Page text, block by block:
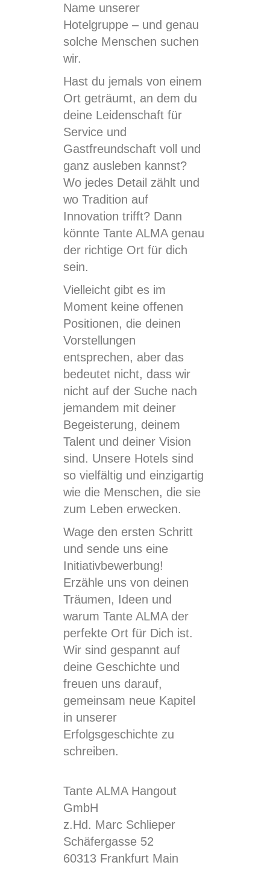
Name unserer
Hotelgruppe – und genau
solche Menschen suchen
wir.
Hast du jemals von einem
Ort geträumt, an dem du
deine Leidenschaft für
Service und
Gastfreundschaft voll und
ganz ausleben kannst?
Wo jedes Detail zählt und
wo Tradition auf
Innovation trifft? Dann
könnte Tante ALMA genau
der richtige Ort für dich
sein.
Vielleicht gibt es im
Moment keine offenen
Positionen, die deinen
Vorstellungen
entsprechen, aber das
bedeutet nicht, dass wir
nicht auf der Suche nach
jemandem mit deiner
Begeisterung, deinem
Talent und deiner Vision
sind. Unsere Hotels sind
so vielfältig und einzigartig
wie die Menschen, die sie
zum Leben erwecken.
Wage den ersten Schritt
und sende uns eine
Initiativbewerbung!
Erzähle uns von deinen
Träumen, Ideen und
warum Tante ALMA der
perfekte Ort für Dich ist.
Wir sind gespannt auf
deine Geschichte und
freuen uns darauf,
gemeinsam neue Kapitel
in unserer
Erfolgsgeschichte zu
schreiben.
Tante ALMA Hangout
GmbH
z.Hd. Marc Schlieper
Schäfergasse 52
60313 Frankfurt Main